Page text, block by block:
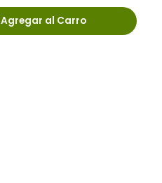
Agregar al Carro